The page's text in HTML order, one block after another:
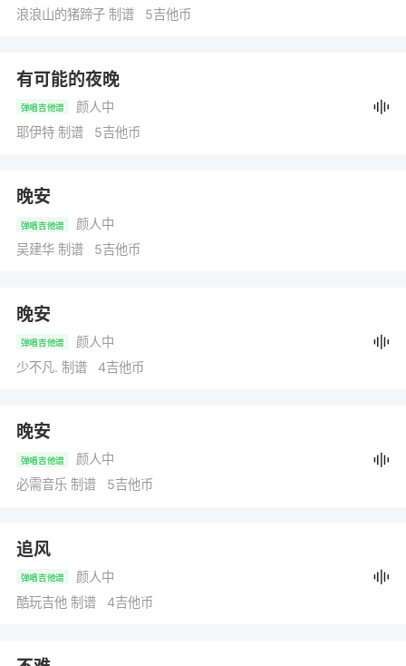
浪浪山的猪蹄子 制谱 5吉他币
有可能的夜晚
弹唱吉他谱
颜人中
耶伊特 制谱 5吉他币
晚安
弹唱吉他谱
颜人中
吴建华 制谱 5吉他币
晚安
弹唱吉他谱
颜人中
少不凡. 制谱 4吉他币
晚安
弹唱吉他谱
颜人中
必需音乐 制谱 5吉他币
追风
弹唱吉他谱
颜人中
酷玩吉他 制谱 4吉他币